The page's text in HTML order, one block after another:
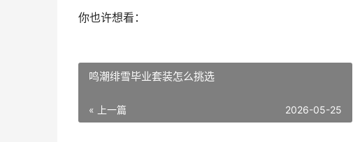
你也许想看：
鸣潮绯雪毕业套装怎么挑选
« 上一篇 2026-05-25